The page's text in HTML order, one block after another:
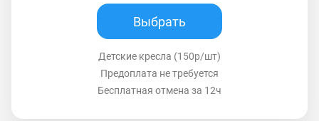
Выбрать
Детские кресла (150р/шт)
Предоплата не требуется
Бесплатная отмена за 12ч